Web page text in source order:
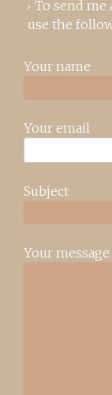
To send me
use the
Your name
Your email
Subject
Your message